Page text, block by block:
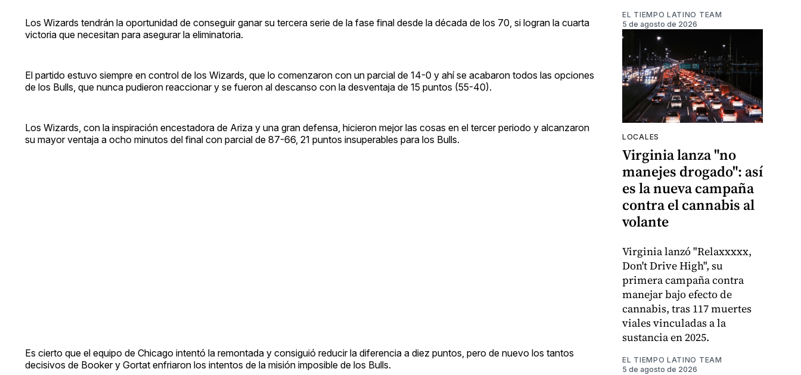
Los Wizards tendrán la oportunidad de conseguir ganar su tercera serie de la fase final desde la década de los 70, si logran la cuarta
victoria que necesitan para asegurar la eliminatoria.
El partido estuvo siempre en control de los Wizards, que lo comenzaron con un parcial de 14-0 y ahí se acabaron todos las opciones
de los Bulls, que nunca pudieron reaccionar y se fueron al descanso con la desventaja de 15 puntos (55-40).
Los Wizards, con la inspiración encestadora de Ariza y una gran defensa, hicieron mejor las cosas en el tercer periodo y alcanzaron
su mayor ventaja a ocho minutos del final con parcial de 87-66, 21 puntos insuperables para los Bulls.
Es cierto que el equipo de Chicago intentó la remontada y consiguió reducir la diferencia a diez puntos, pero de nuevo los tantos
decisivos de Booker y Gortat enfriaron los intentos de la misión imposible de los Bulls.
EL TIEMPO LATINO TEAM
5 de agosto de 2026
LOCALES
Virginia lanza "no
manejes drogado": así
es la nueva campaña
contra el cannabis al
volante
Virginia lanzó "Relaxxxxx,
Don't Drive High", su
primera campaña contra
manejar bajo efecto de
cannabis, tras 117 muertes
viales vinculadas a la
sustancia en 2025.
EL TIEMPO LATINO TEAM
5 de agosto de 2026